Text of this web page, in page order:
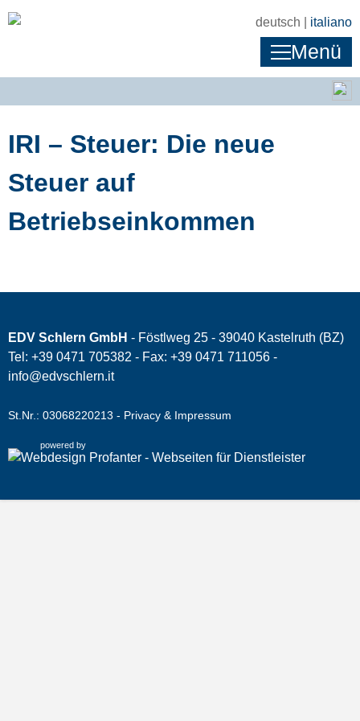
deutsch | italiano
Menü
IRI – Steuer: Die neue
Steuer auf
Betriebseinkommen
EDV Schlern GmbH - Föstlweg 25 - 39040 Kastelruth (BZ)
Tel: +39 0471 705382 - Fax: +39 0471 711056 -
info@edvschlern.it
St.Nr.: 03068220213 - Privacy & Impressum
powered by